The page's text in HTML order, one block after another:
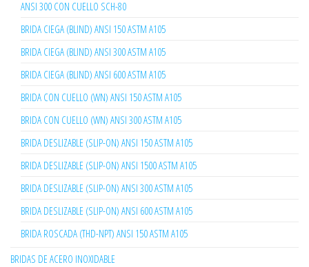
ANSI 300 CON CUELLO SCH-80
BRIDA CIEGA (BLIND) ANSI 150 ASTM A105
BRIDA CIEGA (BLIND) ANSI 300 ASTM A105
BRIDA CIEGA (BLIND) ANSI 600 ASTM A105
BRIDA CON CUELLO (WN) ANSI 150 ASTM A105
BRIDA CON CUELLO (WN) ANSI 300 ASTM A105
BRIDA DESLIZABLE (SLIP-ON) ANSI 150 ASTM A105
BRIDA DESLIZABLE (SLIP-ON) ANSI 1500 ASTM A105
BRIDA DESLIZABLE (SLIP-ON) ANSI 300 ASTM A105
BRIDA DESLIZABLE (SLIP-ON) ANSI 600 ASTM A105
BRIDA ROSCADA (THD-NPT) ANSI 150 ASTM A105
BRIDAS DE ACERO INOXIDABLE